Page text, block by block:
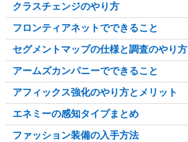
クラスチェンジのやり方
フロンティアネットでできること
セグメントマップの仕様と調査のやり方
アームズカンパニーでできること
アフィックス強化のやり方とメリット
エネミーの感知タイプまとめ
ファッション装備の入手方法